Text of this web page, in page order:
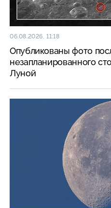
06.08.2026, 11:18
Опубликованы фото
незапланированного
Луной